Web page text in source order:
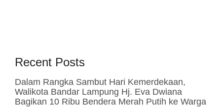
Recent Posts
Dalam Rangka Sambut Hari Kemerdekaan,
Walikota Bandar Lampung Hj. Eva Dwiana
Bagikan 10 Ribu Bendera Merah Putih ke Warga